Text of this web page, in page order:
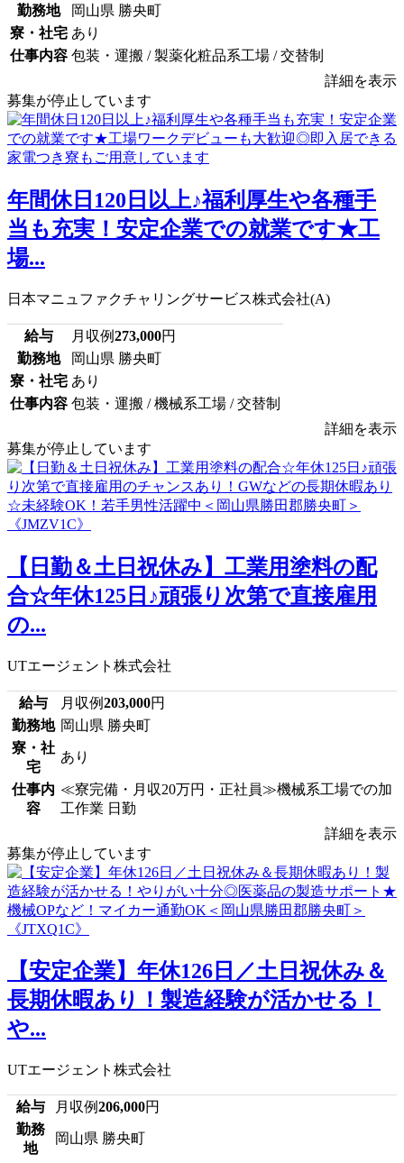
勤務地
岡山県 勝央町
寮・社宅 あり
仕事内容 包装・運搬 / 製薬化粧品系工場 / 交替制
詳細を表示
募集が停止しています
年間休日120日以上♪福利厚生や各種手
当も充実！安定企業での就業です★工
場...
日本マニュファクチャリングサービス株式会社(A)
給与 月収例273,000円
勤務地
岡山県 勝央町
寮・社宅 あり
仕事内容 包装・運搬 / 機械系工場 / 交替制
詳細を表示
募集が停止しています
【日勤＆土日祝休み】工業用塗料の配
合☆年休125日♪頑張り次第で直接雇用
の...
UTエージェント株式会社
給与 月収例203,000円
勤務地 岡山県 勝央町
寮・社
宅
あり
仕事内
容
≪寮完備・月収20万円・正社員≫機械系工場での加
工作業 日勤
詳細を表示
募集が停止しています
【安定企業】年休126日／土日祝休み＆
長期休暇あり！製造経験が活かせる！
や...
UTエージェント株式会社
給与 月収例206,000円
勤務
地
岡山県 勝央町